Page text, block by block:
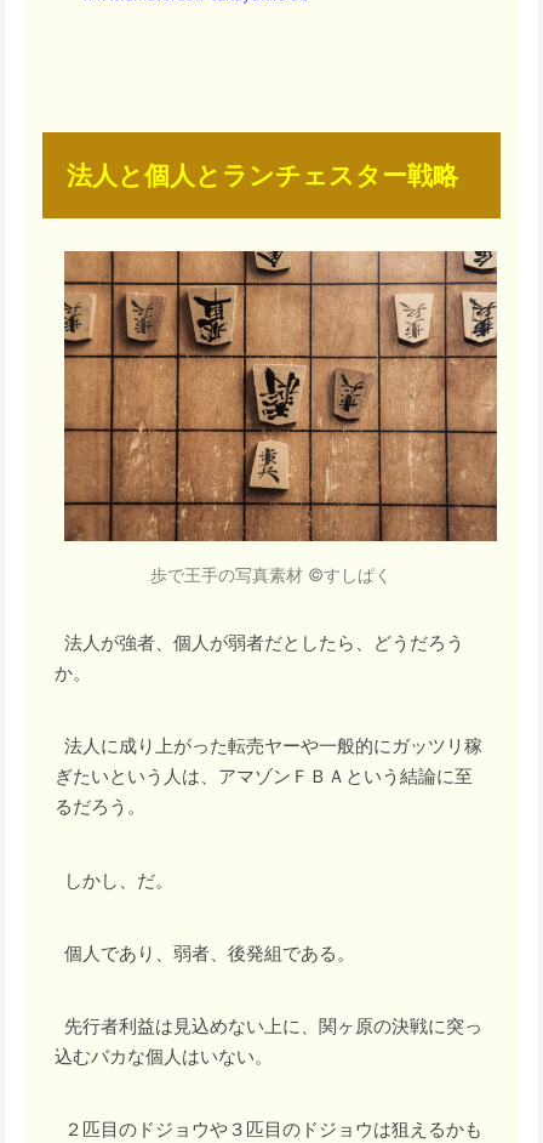
法人と個人とランチェスター戦略
歩で王手の写真素材 ©すしぱく
法人が強者、個人が弱者だとしたら、どうだろう
か。
法人に成り上がった転売ヤーや一般的にガッツリ稼
ぎたいという人は、アマゾンＦＢＡという結論に至
るだろう。
しかし、だ。
個人であり、弱者、後発組である。
先行者利益は見込めない上に、関ヶ原の決戦に突っ
込むバカな個人はいない。
２匹目のドジョウや３匹目のドジョウは狙えるかも